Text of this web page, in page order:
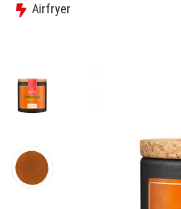
Airfryer